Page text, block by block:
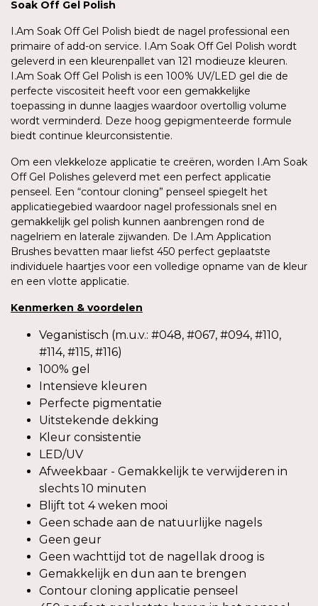
Soak Off Gel Polish
I.Am Soak Off Gel Polish biedt de nagel professional een
primaire of add-on service. I.Am Soak Off Gel Polish wordt
geleverd in een kleurenpallet van 121 modieuze kleuren.
I.Am Soak Off Gel Polish is een 100% UV/LED gel die de
perfecte viscositeit heeft voor een gemakkelijke
toepassing in dunne laagjes waardoor overtollig volume
wordt verminderd. Deze hoog gepigmenteerde formule
biedt continue kleurconsistentie.
Om een vlekkeloze applicatie te creëren, worden I.Am Soak
Off Gel Polishes geleverd met een perfect applicatie
penseel. Een “contour cloning” penseel spiegelt het
applicatiegebied waardoor nagel professionals snel en
gemakkelijk gel polish kunnen aanbrengen rond de
nagelriem en laterale zijwanden. De I.Am Application
Brushes bevatten maar liefst 450 perfect geplaatste
individuele haartjes voor een volledige opname van de kleur
en een vlotte applicatie.
Kenmerken & voordelen
Veganistisch (m.u.v.: #048, #067, #094, #110,
#114, #115, #116)
100% gel
Intensieve kleuren
Perfecte pigmentatie
Uitstekende dekking
Kleur consistentie
LED/UV
Afweekbaar - Gemakkelijk te verwijderen in
slechts 10 minuten
Blijft tot 4 weken mooi
Geen schade aan de natuurlijke nagels
Geen geur
Geen wachttijd tot de nagellak droog is
Gemakkelijk en dun aan te brengen
Contour cloning applicatie penseel